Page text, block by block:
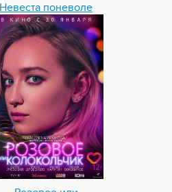
Невеста поневоле